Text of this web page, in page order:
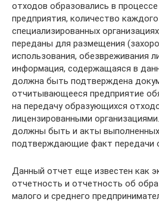
отходов образовались в
предприятия, количество
специализированных
переданы для размещения
использования, обезвреживания
информация, содержащаяся в
должна быть подтверждена
отчитывающееся предприятие
на передачу образующихся
лицензированными
должны быть и акты
подтверждающие факт передачи
Данный отчет еще известен как
отчетность и отчетность об
малого и среднего